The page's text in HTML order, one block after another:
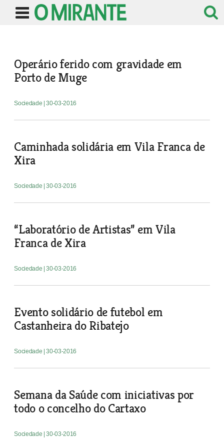
Operário ferido com gravidade em
Porto de Muge
Sociedade | 30-03-2016
Caminhada solidária em Vila Franca de
Xira
Sociedade | 30-03-2016
“Laboratório de Artistas” em Vila
Franca de Xira
Sociedade | 30-03-2016
Evento solidário de futebol em
Castanheira do Ribatejo
Sociedade | 30-03-2016
Semana da Saúde com iniciativas por
todo o concelho do Cartaxo
Sociedade | 30-03-2016